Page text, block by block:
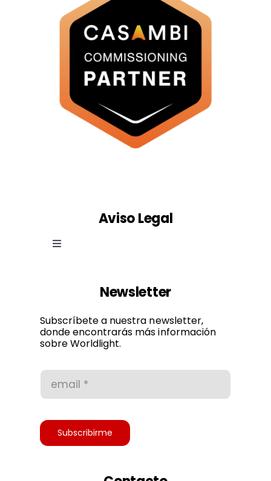
Aviso Legal
Toggle
Política de privacidad
Accesibilidad
Newsletter
Subscríbete a nuestra newsletter,
donde encontrarás más información
sobre Worldlight.
Subscribirme